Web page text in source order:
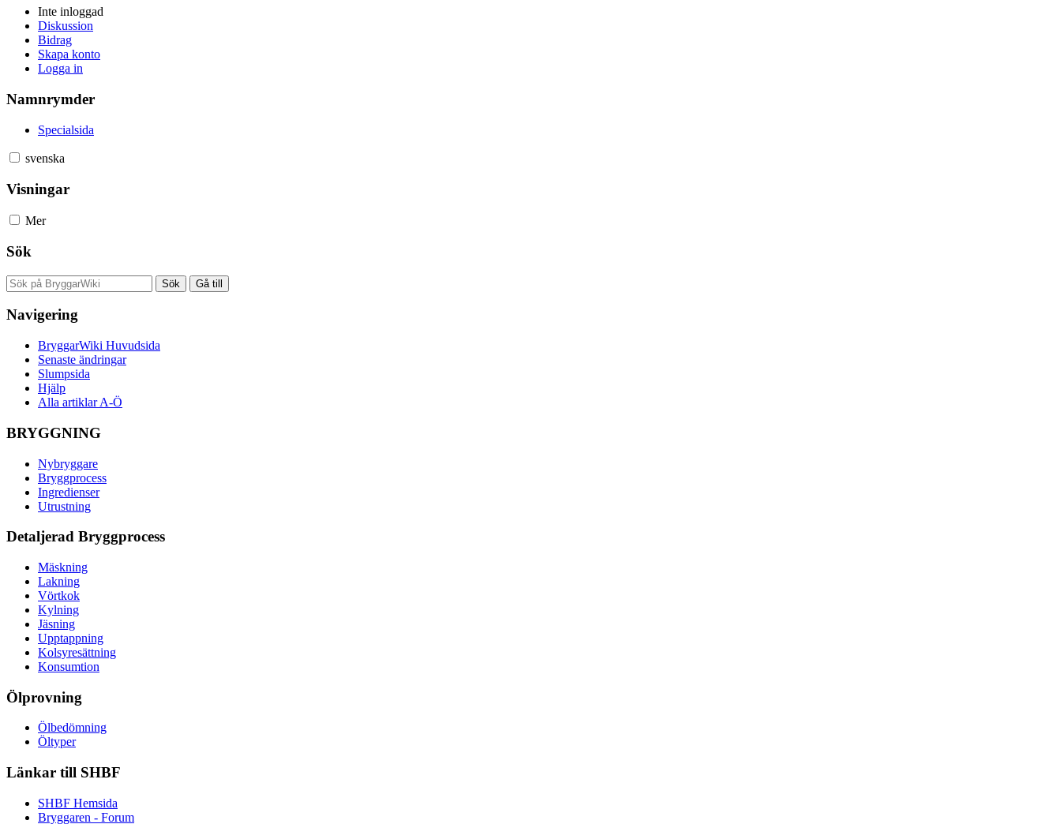
Inte inloggad
Diskussion
Bidrag
Skapa konto
Logga in
Namnrymder
Specialsida
svenska
Visningar
Mer
Sök
Navigering
BryggarWiki Huvudsida
Senaste ändringar
Slumpsida
Hjälp
Alla artiklar A-Ö
BRYGGNING
Nybryggare
Bryggprocess
Ingredienser
Utrustning
Detaljerad Bryggprocess
Mäskning
Lakning
Vörtkok
Kylning
Jäsning
Upptappning
Kolsyresättning
Konsumtion
Ölprovning
Ölbedömning
Öltyper
Länkar till SHBF
SHBF Hemsida
Bryggaren - Forum